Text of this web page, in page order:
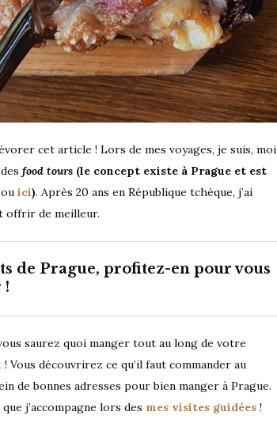
cet article ! Lors de mes voyages, je suis, moi
food tours (le concept existe à Prague et est
ou ici). Après 20 ans en République tchèque, j’ai
offrir de meilleur.
de Prague, profitez-en pour vous
!
saurez quoi manger tout au long de votre
! Vous découvrirez ce qu’il faut commander au
de bonnes adresses pour bien manger à Prague.
j’accompagne lors des mes visites guidées !